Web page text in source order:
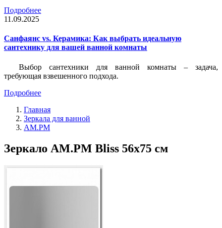
Подробнее
11.09.2025
Санфаянс vs. Керамика: Как выбрать идеальную
сантехнику для вашей ванной комнаты
Выбор сантехники для ванной комнаты – задача,
требующая взвешенного подхода.
Подробнее
Главная
Зеркала для ванной
AM.PM
Зеркало AM.PM Bliss 56х75 см